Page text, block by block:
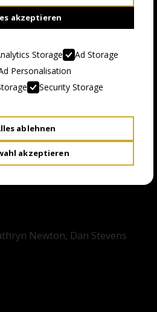
Newton, Dan Stevens
akzeptieren
Storage
Ad Storage
Personalisation
Security Storage
ablehnen
akzeptieren